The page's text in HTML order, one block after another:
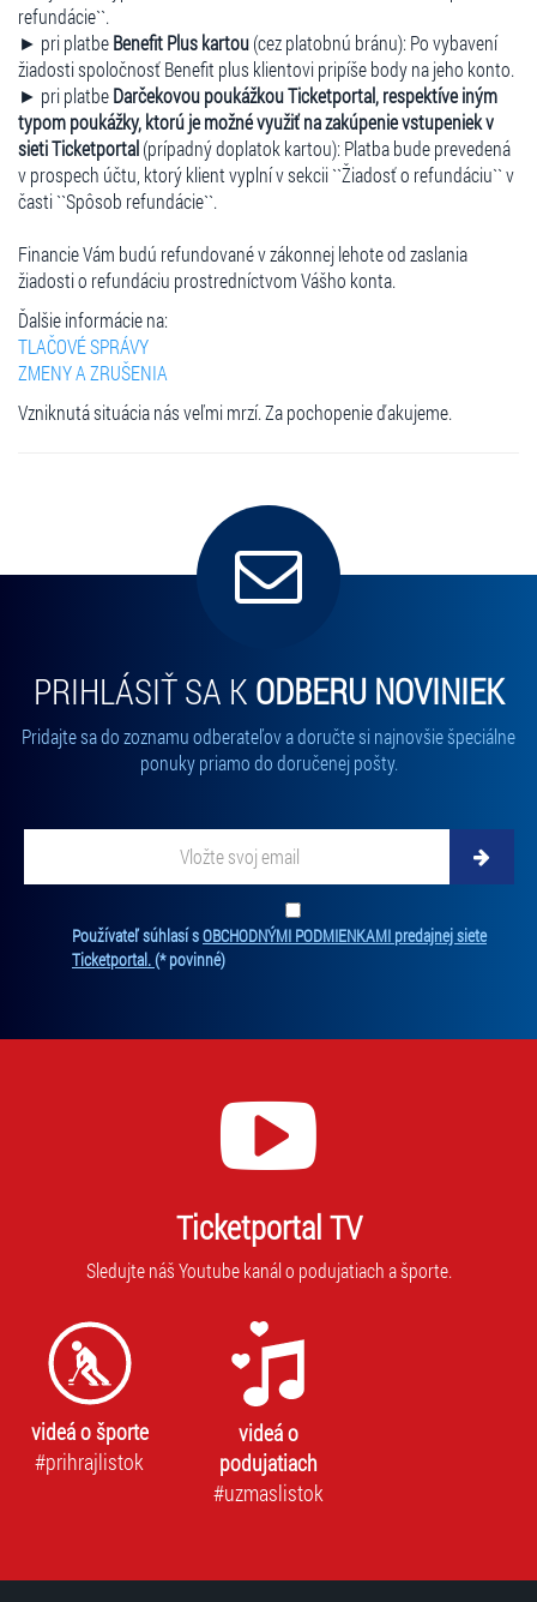
refundácie``.
► pri platbeBenefit Plus kartou(cez platobnú bránu): Po vybavení
žiadosti spoločnosť Benefit plus klientovi pripíše body na jeho konto.
► pri platbeDarčekovou poukážkou Ticketportal, respektíve iným
typom poukážky, ktorú je možné využiť na zakúpenie vstupeniek v
sieti Ticketportal(prípadný doplatok kartou): Platba bude prevedená
v prospech účtu, ktorý klient vyplní v sekcii ``Žiadosť o refundáciu`` v
časti ``Spôsob refundácie``.
Financie Vám budú refundované v zákonnej lehote od zaslania
žiadosti o refundáciu prostredníctvom Vášho konta.
Ďalšie informácie na:
TLAČOVÉ SPRÁVY
ZMENY A ZRUŠENIA
Vzniknutá situácia nás veľmi mrzí. Za pochopenie ďakujeme.
PRIHLÁSIŤ SA K ODBERU NOVINIEK
Pridajte sa do zoznamu odberateľov a doručte si najnovšie špeciálne
ponuky priamo do doručenej pošty.
Používateľ súhlasí sOBCHODNÝMI PODMIENKAMI predajnej siete
Ticketportal.(* povinné)
Ticketportal TV
Sledujte náš Youtube kanál o podujatiach a športe.
videá o športe
#prihrajlistok
videá o
podujatiach
#uzmaslistok